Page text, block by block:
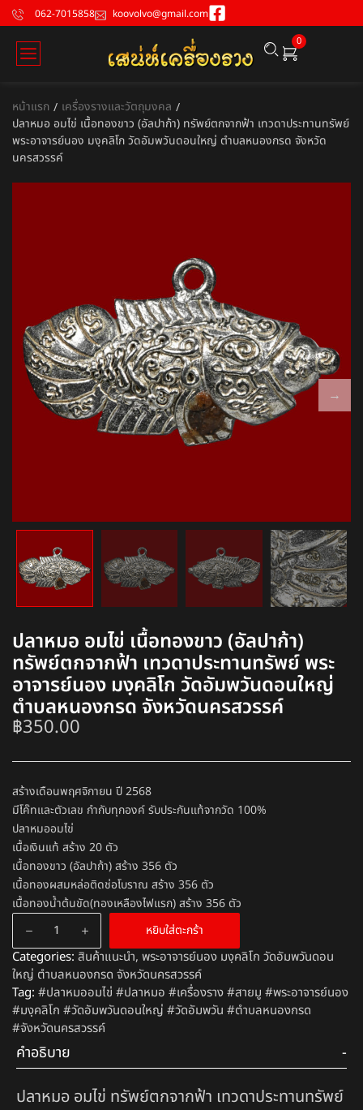
062-7015858 koovolvo@gmail.com
0
หน้าแรก / เครื่องรางและวัตถุมงคล /
ปลาหมอ อมไข่ เนื้อทองขาว (อัลปาก้า) ทรัพย์ตกจากฟ้า เทวดาประทานทรัพย์
พระอาจารย์นอง มงฺคลิโก วัดอัมพวันดอนใหญ่ ตำบลหนองกรด จังหวัด
นครสวรรค์
ปลาหมอ อมไข่ เนื้อทองขาว (อัลปาก้า)
ทรัพย์ตกจากฟ้า เทวดาประทานทรัพย์ พระ
อาจารย์นอง มงฺคลิโก วัดอัมพวันดอนใหญ่
ตำบลหนองกรด จังหวัดนครสวรรค์
฿350.00
สร้างเดือนพฤศจิกายน ปี 2568
มีโค๊ทและตัวเลข กำกับทุกองค์ รับประกันแท้จากวัด 100%
ปลาหมออมไข่
เนื้อเงินแท้ สร้าง 20 ตัว
เนื้อทองขาว (อัลปาก้า) สร้าง 356 ตัว
เนื้อทองผสมหล่อติดช่อโบราณ สร้าง 356 ตัว
เนื้อทองน้ำต้นขัด(ทองเหลืองไฟแรก) สร้าง 356 ตัว
หยิบใส่ตะกร้า
Categories: สินค้าแนะนำ, พระอาจารย์นอง มงฺคลิโก วัดอัมพวันดอน
ใหญ่ ตำบลหนองกรด จังหวัดนครสวรรค์
Tag: #ปลาหมออมไข่ #ปลาหมอ #เครื่องราง #สายมู #พระอาจารย์นอง
#มงฺคลิโก #วัดอัมพวันดอนใหญ่ #วัดอัมพวัน #ตำบลหนองกรด
#จังหวัดนครสวรรค์
คำอธิบาย
ปลาหมอ อมไข่ ทรัพย์ตกจากฟ้า เทวดาประทานทรัพย์